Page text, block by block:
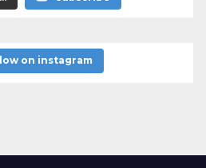
on instagram